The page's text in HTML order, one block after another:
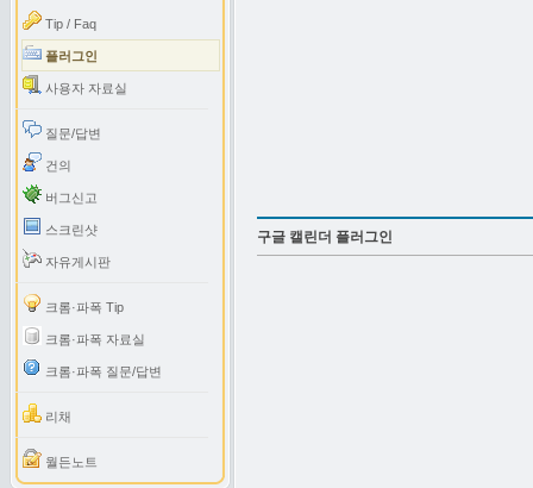
Tip / Faq
플러그인
사용자 자료실
질문/답변
건의
버그신고
스크린샷
자유게시판
크롬·파폭 Tip
크롬·파폭 자료실
크롬·파폭 질문/답변
리채
월든노트
구글 캘린더 플러그인